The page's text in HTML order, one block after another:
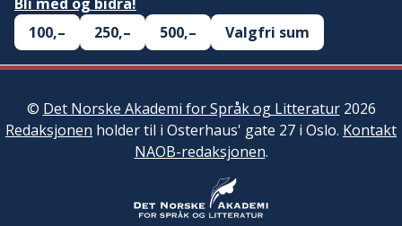
100,–
250,– 500,– Valgfri sum
© Det Norske Akademi for Språk og Litteratur2026
Redaksjonen holder til i Osterhaus' gate 27 i Oslo. Kontakt
NAOB-redaksjonen.